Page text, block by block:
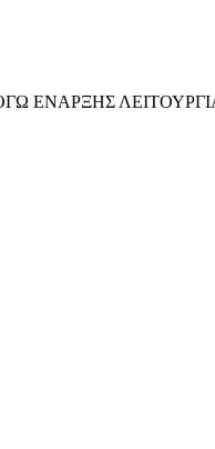
ΕΝΑΡΞΗΣ